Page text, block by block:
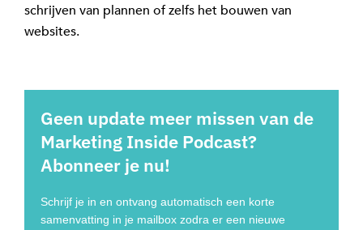
schrijven van plannen of zelfs het bouwen van
websites.
Geen update meer missen van de
Marketing Inside Podcast?
Abonneer je nu!
Schrijf je in en ontvang automatisch een korte
samenvatting in je mailbox zodra er een nieuwe